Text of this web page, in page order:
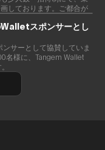
しております。ご都合が
スポンサーとし
サーとして協賛していま
名様に、Tangem Wallet